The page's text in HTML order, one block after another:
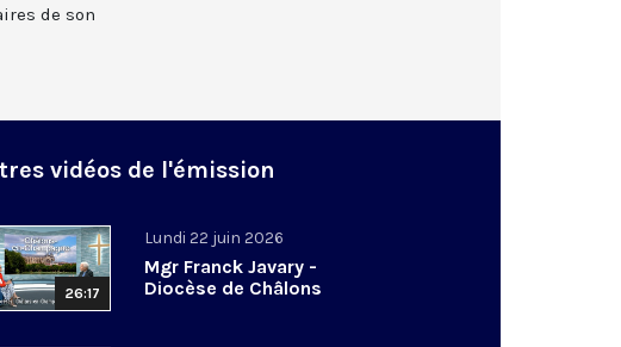
de son
vidéos de l'émission
26:17
Lundi 22 juin 2026
Mgr Franck Javary -
Diocèse de Châlons